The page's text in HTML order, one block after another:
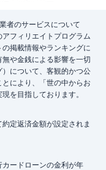
者のサービスについて
フィリエイトプログラム
掲載情報やランキングに
や金銭による影響を一切
について、客観的かつ公
により、「世の中からお
を目指しております。
定返済金額が設定されま
ードローンの金利が年